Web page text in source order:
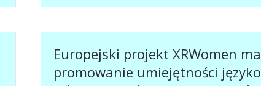
Europejski projekt XRWomen
promowanie umiejętności